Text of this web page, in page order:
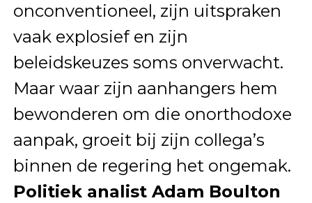
onconventioneel, zijn uitspraken
vaak explosief en zijn
beleidskeuzes soms onverwacht.
Maar waar zijn aanhangers hem
bewonderen om die onorthodoxe
aanpak, groeit bij zijn collega’s
binnen de regering het ongemak.
Politiek analist Adam Boulton